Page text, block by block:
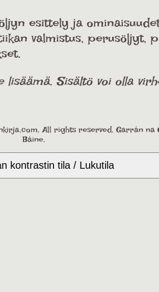
esittely ja
valmistus, perusöljyt,
Sisältö voi olla
All rights reserved. Garrán na
Báine.
kontrastin tila / Lukutila